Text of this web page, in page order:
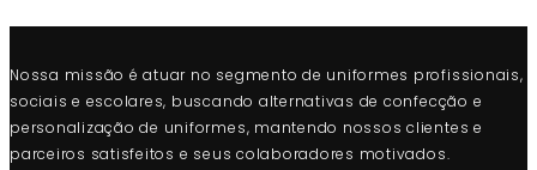
Nossa missão é atuar no segmento de uniformes profissionais,
sociais e escolares, buscando alternativas de confecção e
personalização de uniformes, mantendo nossos clientes e
parceiros satisfeitos e seus colaboradores motivados.